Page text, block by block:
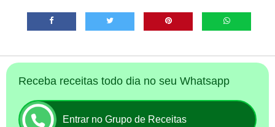
Receba receitas todo dia no seu Whatsapp
Entrar no Grupo de Receitas